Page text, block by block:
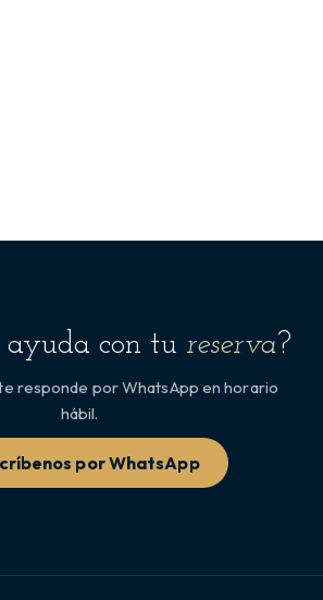
ayuda con tu reserva?
responde por WhatsApp en horario
hábil.
por WhatsApp